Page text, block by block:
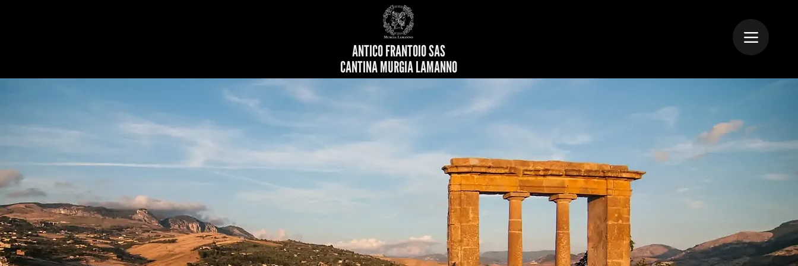
ANTICO FRANTOIO SAS
CANTINA MURGIA LAMANNO